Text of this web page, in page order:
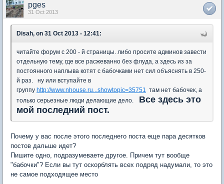
pges
31 Oct 2013
Disah, on 31 Oct 2013 - 12:41:
читайте форум с 200 - й страницы. либо просите админов завести
отдельную тему, где все расжеванно без флуда, а здесь из за
постоянного наплыва котят с бабочками нет сил объяснять в 250-
й раз. ну или вступайте в
группу http://www.nhouse.ru...showtopic=35751 там нет бабочек, а
только серьезные люди делающие дело.
Все здесь это
мой последний пост.
Почему у вас после этого последнего поста еще пара десятков
постов дальше идет?
Пишите одно, подразумеваете другое. Причем тут вообще
"бабочки"? Если вы тут оскорблять всех подряд надумали, то это
не самое подходящее место